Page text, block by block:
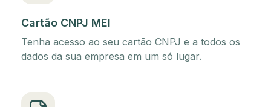
Cartão CNPJ MEI
Tenha acesso ao seu cartão CNPJ e a todos os
dados da sua empresa em um só lugar.